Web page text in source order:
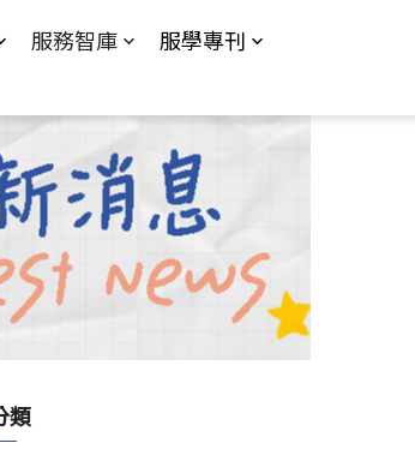
服務智庫 服學專刊
類